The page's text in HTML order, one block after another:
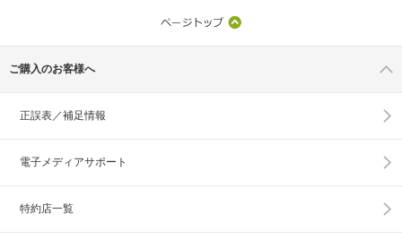
ご購入のお客様へ
正誤表／補足情報
電子メディアサポート
特約店一覧